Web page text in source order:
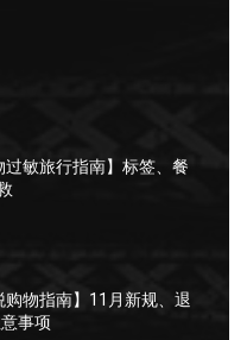
过敏旅行指南】标签、餐
购物指南】11月新规、退
事项